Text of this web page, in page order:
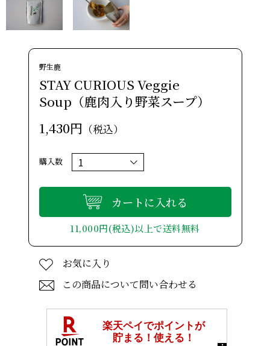
野生鹿
STAY CURIOUS Veggie
Soup（鹿肉入り野菜スープ）
1,430円 （税込）
購入数
カートに入れる
11,000円(税込)以上で送料無料
お気に入り
この商品について問い合わせる